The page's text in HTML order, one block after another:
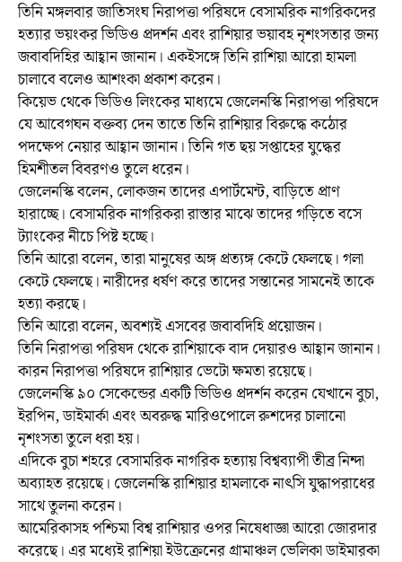
তিনি মঙ্গলবার জাতিসংঘ নিরাপত্তা পরিষদে বেসামরিক নাগরিকদের
হত্যার ভয়ংকর ভিডিও প্রদর্শন এবং রাশিয়ার ভয়াবহ নৃশংসতার জন্য
জবাবদিহির আহ্বান জানান। একইসঙ্গে তিনি রাশিয়া আরো হামলা
চালাবে বলেও আশংকা প্রকাশ করেন।
কিয়েভ থেকে ভিডিও লিংকের মাধ্যমে জেলেনস্কি নিরাপত্তা পরিষদে
যে আবেগঘন বক্তব্য দেন তাতে তিনি রাশিয়ার বিরুদ্ধে কঠোর
পদক্ষেপ নেয়ার আহ্বান জানান। তিনি গত ছয় সপ্তাহের যুদ্ধের
হিমশীতল বিবরণও তুলে ধরেন।
জেলেনস্কি বলেন, লোকজন তাদের এপার্টমেন্ট, বাড়িতে প্রাণ
হারাচ্ছে। বেসামরিক নাগরিকরা রাস্তার মাঝে তাদের গড়িতে বসে
ট্যাংকের নীচে পিষ্ট হচ্ছে।
তিনি আরো বলেন, তারা মানুষের অঙ্গ প্রত্যঙ্গ কেটে ফেলছে। গলা
কেটে ফেলছে। নারীদের ধর্ষণ করে তাদের সন্তানের সামনেই তাকে
হত্যা করছে।
তিনি আরো বলেন, অবশ্যই এসবের জবাবদিহি প্রয়োজন।
তিনি নিরাপত্তা পরিষদ থেকে রাশিয়াকে বাদ দেয়ারও আহ্বান জানান।
কারন নিরাপত্তা পরিষদে রাশিয়ার ভেটো ক্ষমতা রয়েছে।
জেলেনস্কি ৯০ সেকেন্ডের একটি ভিডিও প্রদর্শন করেন যেখানে বুচা,
ইরপিন, ডাইমার্কা এবং অবরুদ্ধ মারিওপোলে রুশদের চালানো
নৃশংসতা তুলে ধরা হয়।
এদিকে বুচা শহরে বেসামরিক নাগরিক হত্যায় বিশ্বব্যাপী তীব্র নিন্দা
অব্যাহত রয়েছে। জেলেনস্কি রাশিয়ার হামলাকে নাৎসি যুদ্ধাপরাধের
সাথে তুলনা করেন।
আমেরিকাসহ পশ্চিমা বিশ্ব রাশিয়ার ওপর নিষেধাজ্ঞা আরো জোরদার
করেছে। এর মধ্যেই রাশিয়া ইউক্রেনের গ্রামাঞ্চল ভেলিকা ডাইমারকা